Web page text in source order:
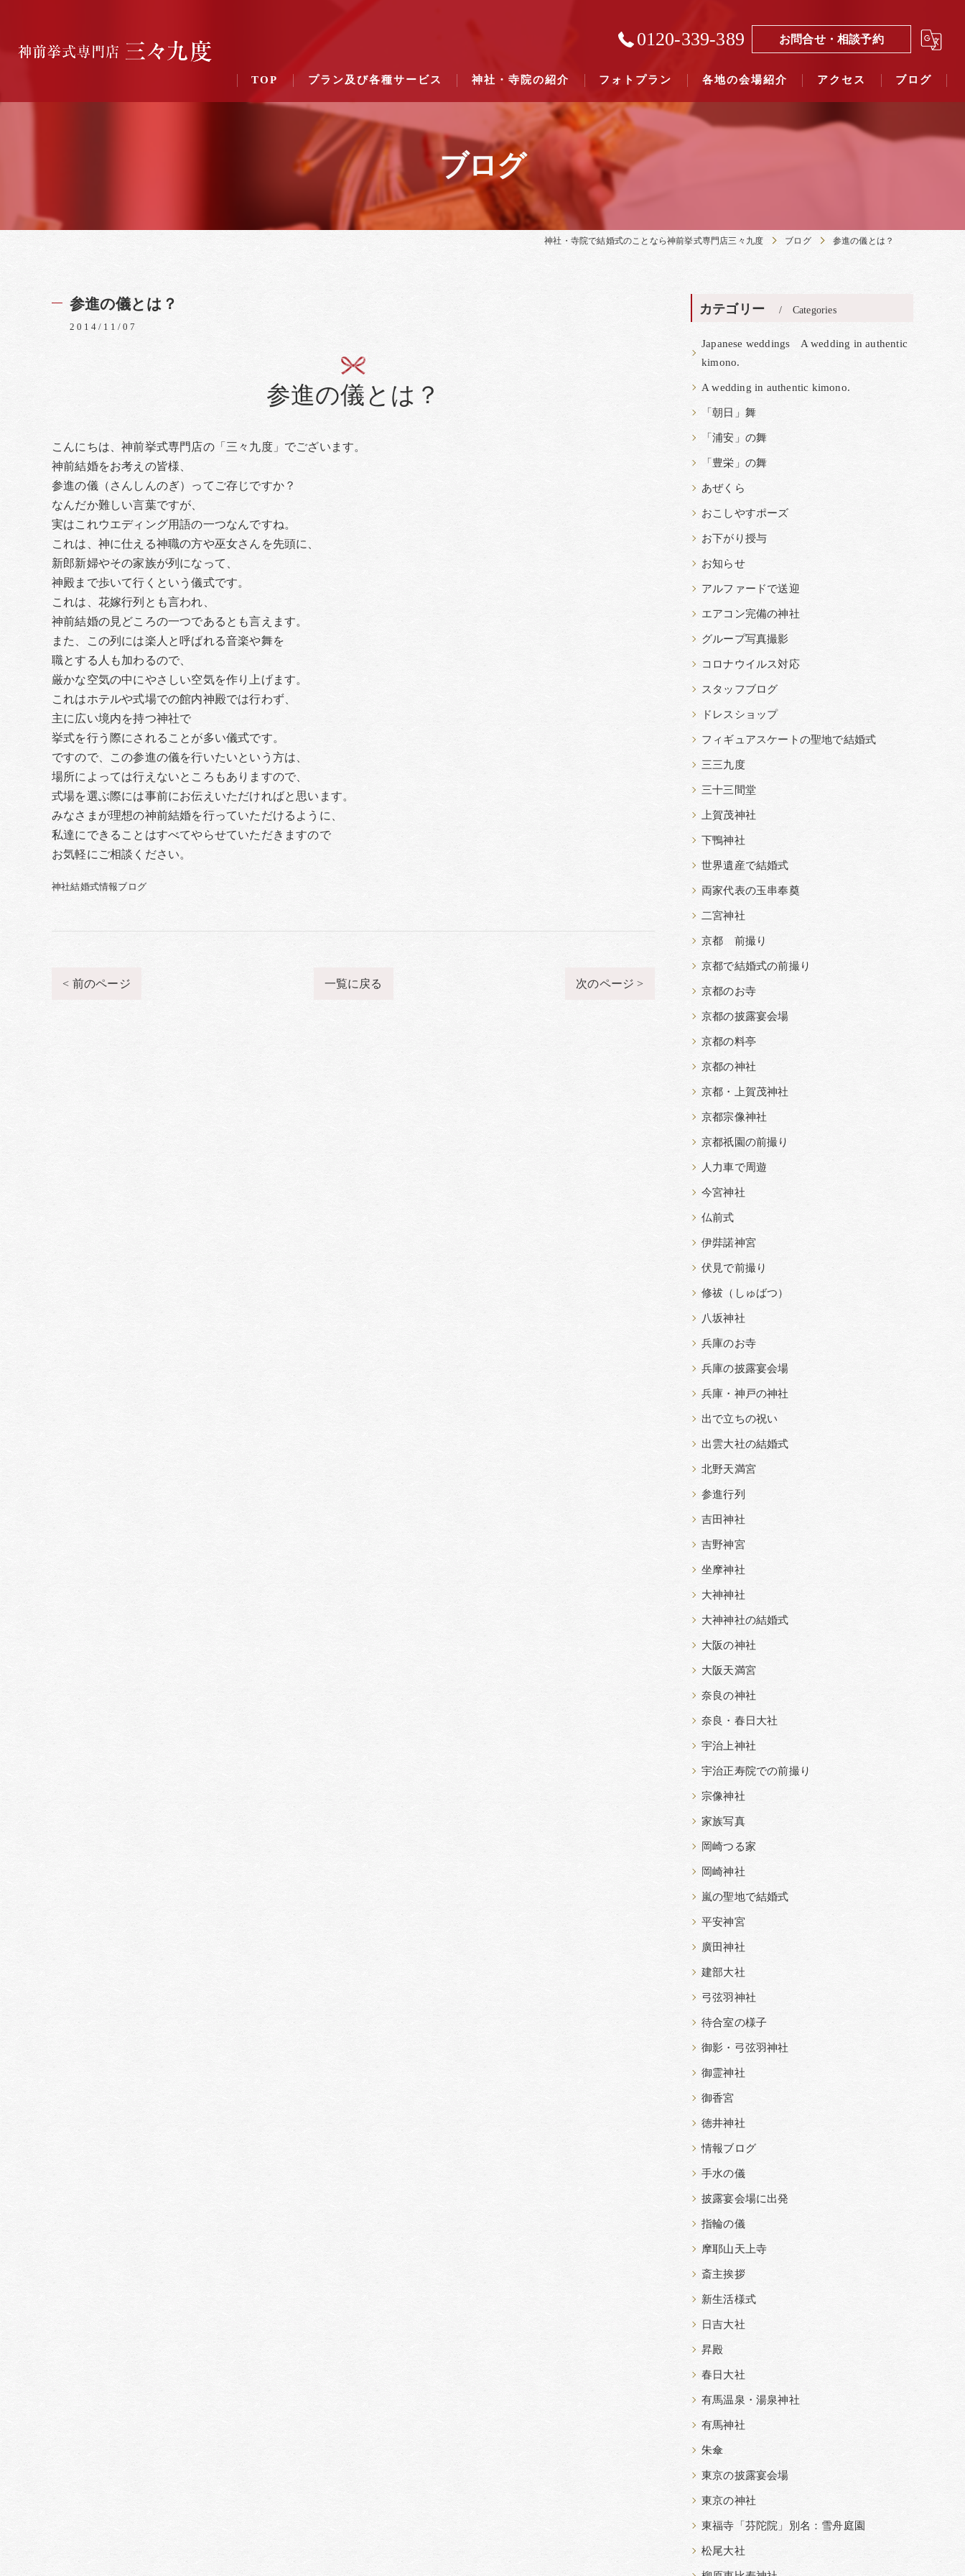
0120-339-389 お問合せ・相談予約
TOP プラン及び各種サービス 神社・寺院の紹介
結婚式のできる東京都下の神社一覧（４０社寺）｜三々九度東京
結婚式のできる関東六県の神社一覧（７５社）県別表示｜三々九度東京
フォトプラン 各地の会場紹介 アクセス ブログ
ブログ
神社・寺院で結婚式のことなら神前挙式専門店三々九度 ブログ 参進の儀とは？
参進の儀とは？
2014/11/07
参進の儀とは？
こんにちは、神前挙式専門店の「三々九度」でございます。
神前結婚をお考えの皆様、
参進の儀（さんしんのぎ）ってご存じですか？
なんだか難しい言葉ですが、
実はこれウエディング用語の一つなんですね。
これは、神に仕える神職の方や巫女さんを先頭に、
新郎新婦やその家族が列になって、
神殿まで歩いて行くという儀式です。
これは、花嫁行列とも言われ、
神前結婚の見どころの一つであるとも言えます。
また、この列には楽人と呼ばれる音楽や舞を
職とする人も加わるので、
厳かな空気の中にやさしい空気を作り上げます。
これはホテルや式場での館内神殿では行わず、
主に広い境内を持つ神社で
挙式を行う際にされることが多い儀式です。
ですので、この参進の儀を行いたいという方は、
場所によっては行えないところもありますので、
式場を選ぶ際には事前にお伝えいただければと思います。
みなさまが理想の神前結婚を行っていただけるように、
私達にできることはすべてやらせていただきますので
お気軽にご相談ください。
神社結婚式情報ブログ
< 前のページ 一覧に戻る 次のページ >
カテゴリー Categories
Japanese weddings A wedding in authentic
kimono.
A wedding in authentic kimono.
「朝日」舞
「浦安」の舞
「豊栄」の舞
あぜくら
おこしやすポーズ
お下がり授与
お知らせ
アルファードで送迎
エアコン完備の神社
グループ写真撮影
コロナウイルス対応
スタッフブログ
ドレスショップ
フィギュアスケートの聖地で結婚式
三三九度
三十三間堂
上賀茂神社
下鴨神社
世界遺産で結婚式
両家代表の玉串奉奠
二宮神社
京都 前撮り
京都で結婚式の前撮り
京都のお寺
京都の披露宴会場
京都の料亭
京都の神社
京都・上賀茂神社
京都宗像神社
京都祇園の前撮り
人力車で周遊
今宮神社
仏前式
伊弉諾神宮
伏見で前撮り
修祓（しゅばつ）
八坂神社
兵庫のお寺
兵庫の披露宴会場
兵庫・神戸の神社
出で立ちの祝い
出雲大社の結婚式
北野天満宮
参進行列
吉田神社
吉野神宮
坐摩神社
大神神社
大神神社の結婚式
大阪の神社
大阪天満宮
奈良の神社
奈良・春日大社
宇治上神社
宇治正寿院での前撮り
宗像神社
家族写真
岡崎つる家
岡崎神社
嵐の聖地で結婚式
平安神宮
廣田神社
建部大社
弓弦羽神社
待合室の様子
御影・弓弦羽神社
御霊神社
御香宮
徳井神社
情報ブログ
手水の儀
披露宴会場に出発
指輪の儀
摩耶山天上寺
斎主挨拶
新生活様式
日吉大社
昇殿
春日大社
有馬温泉・湯泉神社
有馬神社
朱傘
東京の披露宴会場
東京の神社
東福寺「芬陀院」別名：雪舟庭園
松尾大社